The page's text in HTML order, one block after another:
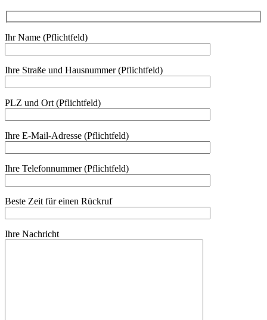
Ihr Name (Pflichtfeld)
Ihre Straße und Hausnummer (Pflichtfeld)
PLZ und Ort (Pflichtfeld)
Ihre E-Mail-Adresse (Pflichtfeld)
Ihre Telefonnummer (Pflichtfeld)
Beste Zeit für einen Rückruf
Ihre Nachricht